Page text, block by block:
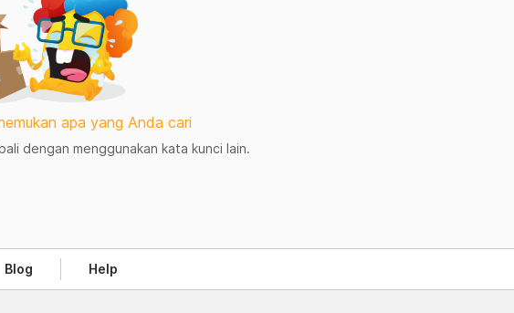
apa yang Anda cari
dengan menggunakan kata kunci lain.
Blog Help